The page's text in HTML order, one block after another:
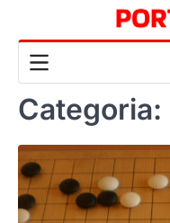
content
Categoria: